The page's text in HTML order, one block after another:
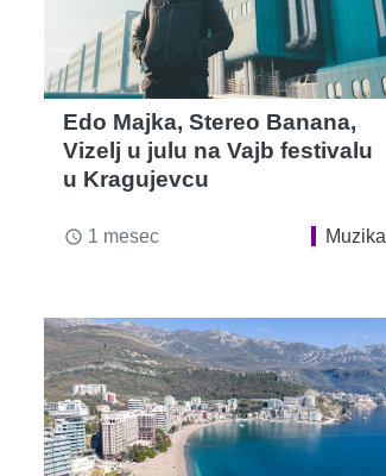
Edo Majka, Stereo Banana,
Vizelj u julu na Vajb festivalu
u Kragujevcu
access_time 1 mesec Muzika